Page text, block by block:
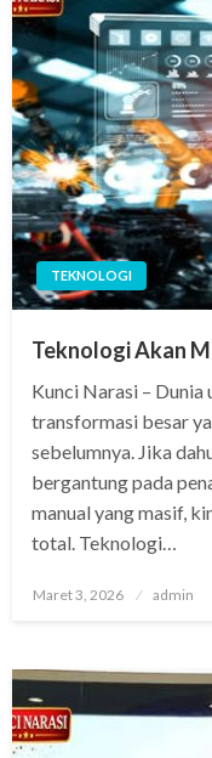
TEKNOLOGI
Teknologi Akan
Kunci Narasi – Dunia
transformasi besar
sebelumnya. Jika
bergantung pada
manual yang masif,
total. Teknologi…
Posted
Maret 3, 2026 admin